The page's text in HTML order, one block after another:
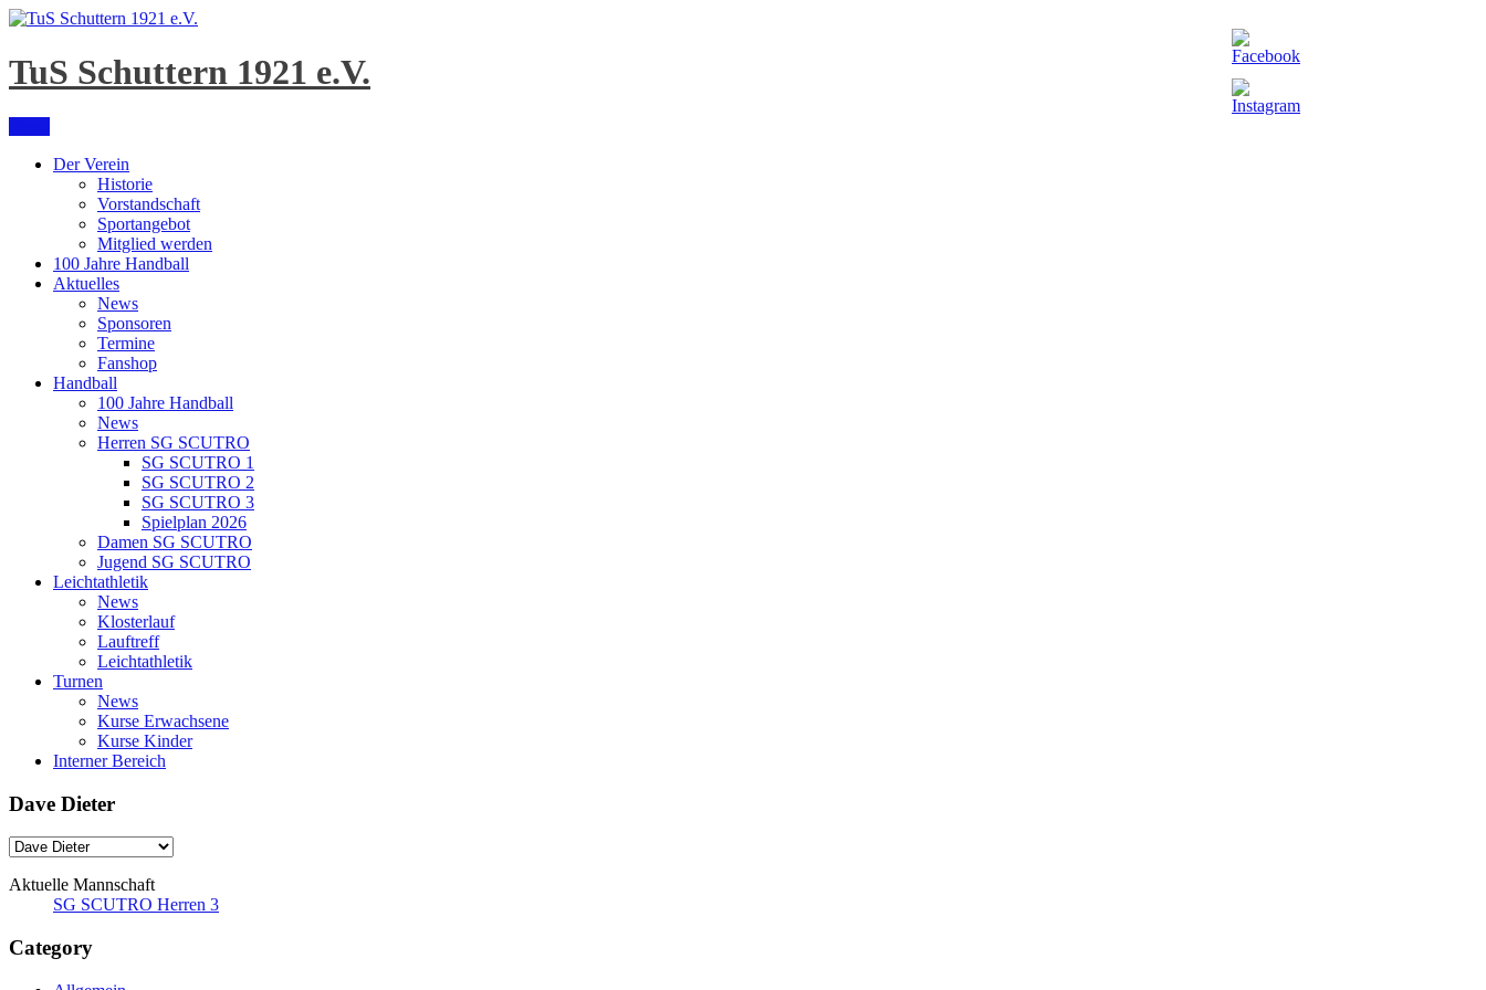
Skip
content
TuS Schuttern 1921 e.V.
Der Verein
Historie
Vorstandschaft
Sportangebot
Mitglied werden
100 Jahre Handball
Aktuelles
News
Sponsoren
Termine
Fanshop
Handball
100 Jahre Handball
News
Herren SG SCUTRO
SG SCUTRO 1
SG SCUTRO 2
SG SCUTRO 3
Spielplan 2026
Damen SG SCUTRO
Jugend SG SCUTRO
Leichtathletik
News
Klosterlauf
Lauftreff
Leichtathletik
Turnen
News
Kurse Erwachsene
Kurse Kinder
Interner Bereich
Dave Dieter
Aktuelle Mannschaft
SG SCUTRO Herren 3
Category